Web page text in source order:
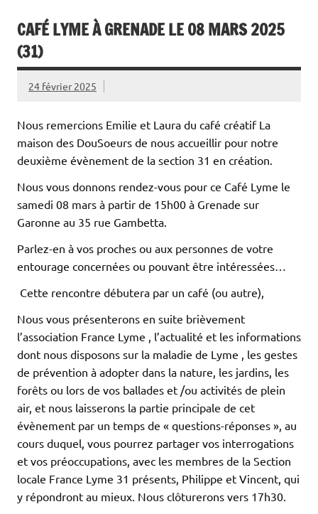
CAFÉ LYME À GRENADE LE 08 MARS 2025
(31)
24 février 2025
Nous remercions Emilie et Laura du café créatif La
maison des DouSoeurs de nous accueillir pour notre
deuxième évènement de la section 31 en création.
Nous vous donnons rendez-vous pour ce Café Lyme le
samedi 08 mars à partir de 15h00 à Grenade sur
Garonne au 35 rue Gambetta.
Parlez-en à vos proches ou aux personnes de votre
entourage concernées ou pouvant être intéressées…
Cette rencontre débutera par un café (ou autre),
Nous vous présenterons en suite brièvement
l’association France Lyme , l’actualité et les informations
dont nous disposons sur la maladie de Lyme , les gestes
de prévention à adopter dans la nature, les jardins, les
forêts ou lors de vos ballades et /ou activités de plein
air, et nous laisserons la partie principale de cet
évènement par un temps de « questions-réponses », au
cours duquel, vous pourrez partager vos interrogations
et vos préoccupations, avec les membres de la Section
locale France Lyme 31 présents, Philippe et Vincent, qui
y répondront au mieux. Nous clôturerons vers 17h30.